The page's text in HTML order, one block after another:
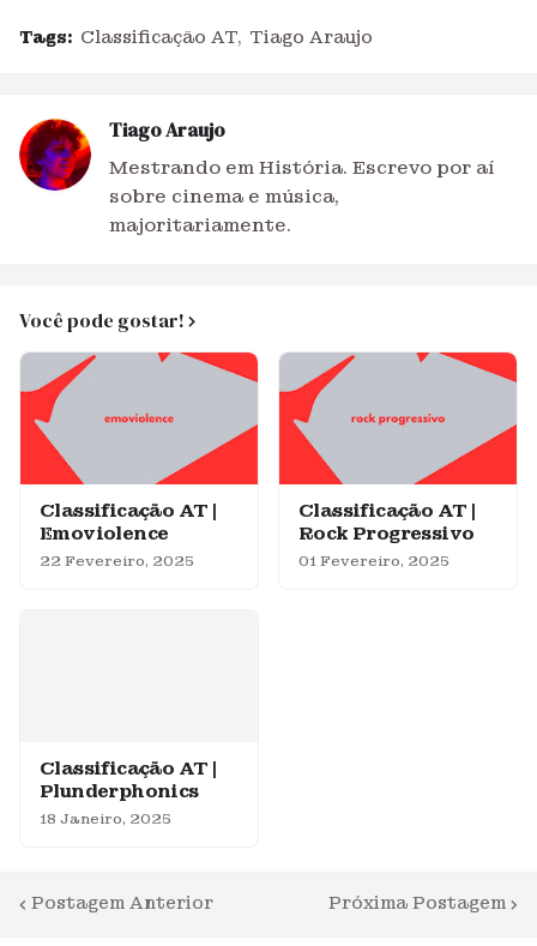
Tags: Classificação AT Tiago Araujo
Tiago Araujo
Mestrando em História. Escrevo por aí
sobre cinema e música,
majoritariamente.
Você pode gostar!
Classificação AT |
Emoviolence
22 Fevereiro, 2025
Classificação AT |
Rock Progressivo
01 Fevereiro, 2025
Classificação AT |
Plunderphonics
18 Janeiro, 2025
Postagem Anterior Próxima Postagem